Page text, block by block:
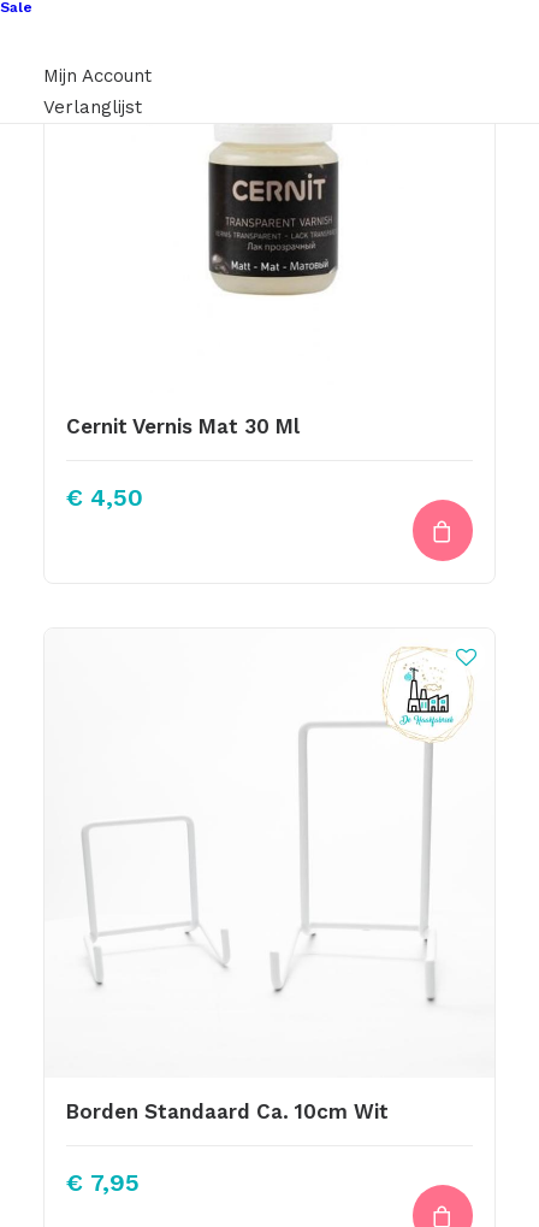
Sale
Mijn Account
Verlanglijst
Cernit Vernis Mat 30 Ml
€ 4,50
Borden Standaard Ca. 10cm Wit
€ 7,95